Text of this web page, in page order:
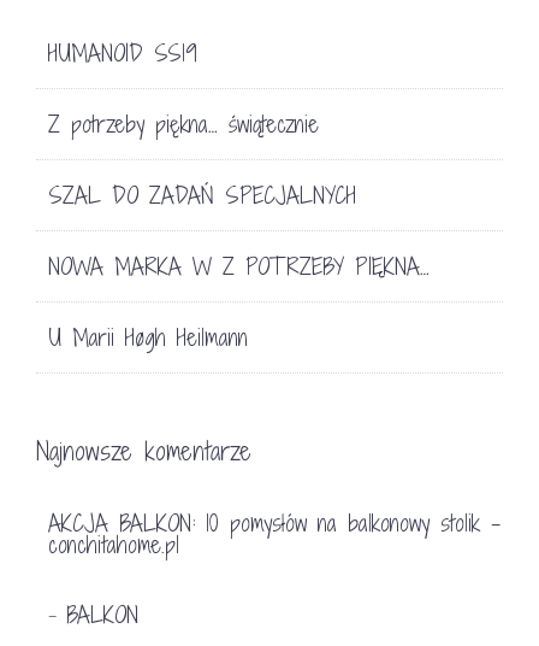
HUMANOID SS19
Z potrzeby piękna… świątecznie
SZAL DO ZADAŃ SPECJALNYCH
NOWA MARKA W Z POTRZEBY PIĘKNA…
U Marii Høgh Heilmann
Najnowsze komentarze
AKCJA BALKON: 10 pomysłów na balkonowy stolik -
conchitahome.pl
- BALKON